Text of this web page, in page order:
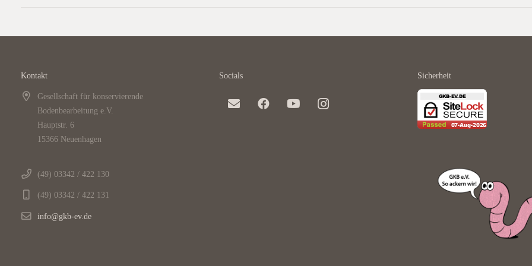
Kontakt
Gesellschaft für konservierende
Bodenbearbeitung e.V.
Hauptstr. 6
15366 Neuenhagen
(49) 03342 / 422 130
(49) 03342 / 422 131
info@gkb-ev.de
Socials Sicherheit